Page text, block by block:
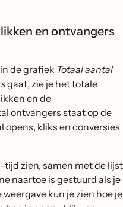
en ontvangers
de grafiek Totaal aantal
gaat, zie je het totale
en de
ontvangers staat op de
kliks en conversies
tijd zien, samen met de lijst
naartoe is gestuurd als je
weergave kun je zien hoe je